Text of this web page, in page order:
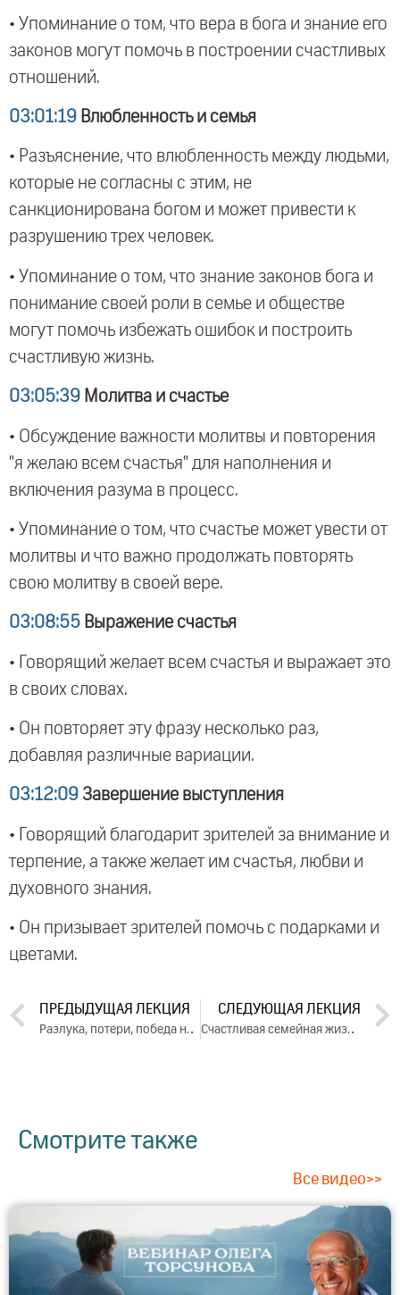
• Упоминание о том, что вера в бога и знание его
законов могут помочь в построении счастливых
отношений.
03:01:19 Влюбленность и семья
• Разъяснение, что влюбленность между людьми,
которые не согласны с этим, не
санкционирована богом и может привести к
разрушению трех человек.
• Упоминание о том, что знание законов бога и
понимание своей роли в семье и обществе
могут помочь избежать ошибок и построить
счастливую жизнь.
03:05:39 Молитва и счастье
• Обсуждение важности молитвы и повторения
"я желаю всем счастья" для наполнения и
включения разума в процесс.
• Упоминание о том, что счастье может увести от
молитвы и что важно продолжать повторять
свою молитву в своей вере.
03:08:55 Выражение счастья
• Говорящий желает всем счастья и выражает это
в своих словах.
• Он повторяет эту фразу несколько раз,
добавляя различные вариации.
03:12:09 Завершение выступления
• Говорящий благодарит зрителей за внимание и
терпение, а также желает им счастья, любви и
духовного знания.
• Он призывает зрителей помочь с подарками и
цветами.
ПРЕДЫДУЩАЯ ЛЕКЦИЯ
Разлука, потери, победа над судьбой и восстановление себя (2017)
СЛЕДУЮЩАЯ ЛЕКЦИЯ
Счастливая семейная жизнь. Лекция 3 (2017)
Смотрите также
Все видео>>